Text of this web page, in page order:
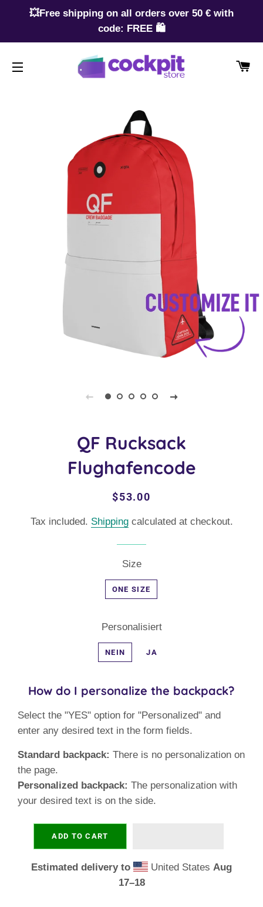
💥Free shipping on all orders over 50 € with
code: FREE 🛍️
QF Rucksack
Flughafencode
Regular
Sale
$53.00
Tax included. Shippingcalculated at checkout.
Size
ONE SIZE
Personalisiert
NEIN JA
How do I personalize the backpack?
Select the "YES" option for "Personalized" and
enter any desired text in the form fields.
Standard backpack: There is no personalization on
the page.
Personalized backpack: The personalization with
your desired text is on the side.
ADD TO CART
Estimated delivery to United StatesAug
17⁠–18